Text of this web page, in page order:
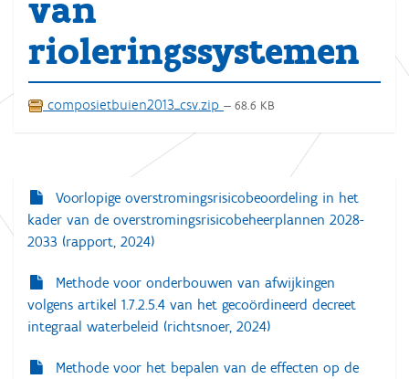
van
rioleringssystemen
composietbuien2013_csv.zip — 68.6 KB
N
a
g
t
Voorlopige overstromingsrisicobeoordeling in het
kader van de overstromingsrisicobeheerplannen 2028-
2033 (rapport, 2024)
Methode voor onderbouwen van afwijkingen
volgens artikel 1.7.2.5.4 van het gecoördineerd decreet
integraal waterbeleid (richtsnoer, 2024)
Methode voor het bepalen van de effecten op de